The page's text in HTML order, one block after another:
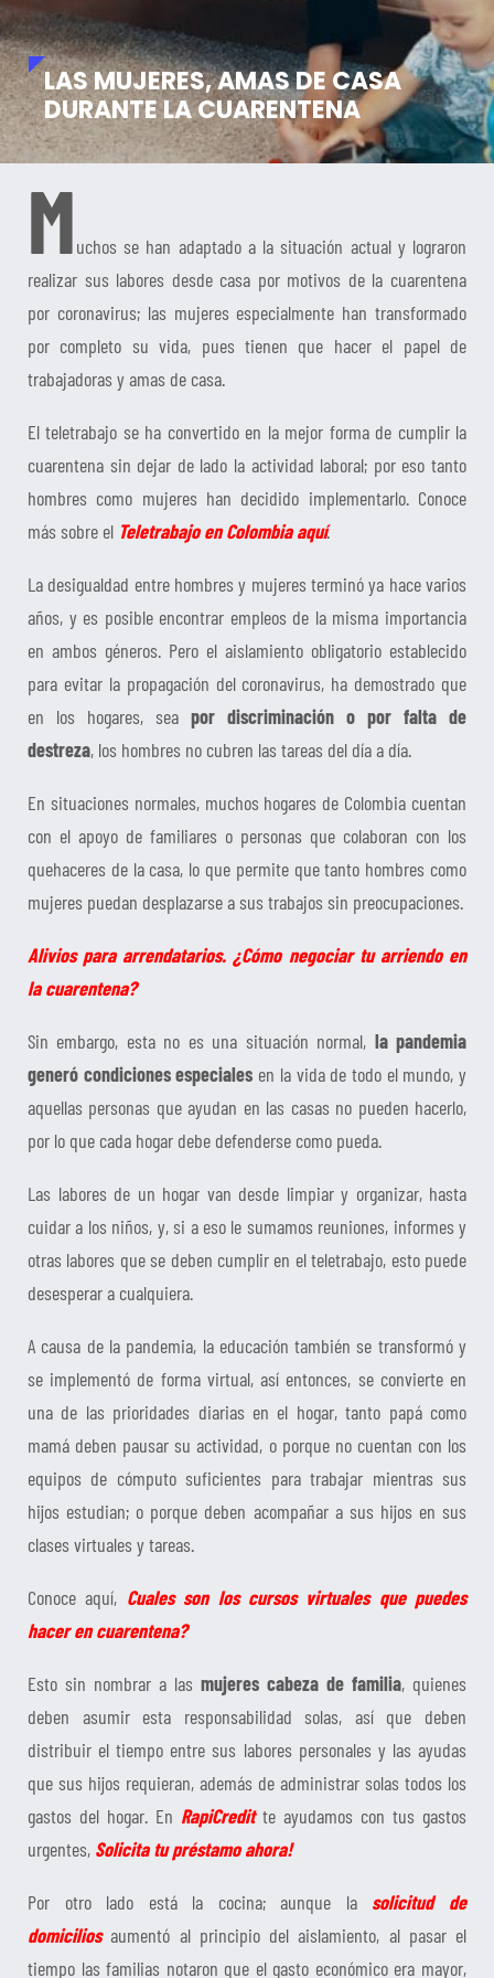
LAS MUJERES, AMAS DE CASA
DURANTE LA CUARENTENA
Muchos se han adaptado a la situación actual y lograron
realizar sus labores desde casa por motivos de la cuarentena
por coronavirus; las mujeres especialmente han transformado
por completo su vida, pues tienen que hacer el papel de
trabajadoras y amas de casa.
El teletrabajo se ha convertido en la mejor forma de cumplir la
cuarentena sin dejar de lado la actividad laboral; por eso tanto
hombres como mujeres han decidido implementarlo. Conoce
más sobre el Teletrabajo en Colombia aquí.
La desigualdad entre hombres y mujeres terminó ya hace varios
años, y es posible encontrar empleos de la misma importancia
en ambos géneros. Pero el aislamiento obligatorio establecido
para evitar la propagación del coronavirus, ha demostrado que
en los hogares, sea por discriminación o por falta de
destreza, los hombres no cubren las tareas del día a día.
En situaciones normales, muchos hogares de Colombia cuentan
con el apoyo de familiares o personas que colaboran con los
quehaceres de la casa, lo que permite que tanto hombres como
mujeres puedan desplazarse a sus trabajos sin preocupaciones.
Alivios para arrendatarios. ¿Cómo negociar tu arriendo en
la cuarentena?
Sin embargo, esta no es una situación normal, la pandemia
generó condiciones especiales en la vida de todo el mundo, y
aquellas personas que ayudan en las casas no pueden hacerlo,
por lo que cada hogar debe defenderse como pueda.
Las labores de un hogar van desde limpiar y organizar, hasta
cuidar a los niños, y, si a eso le sumamos reuniones, informes y
otras labores que se deben cumplir en el teletrabajo, esto puede
desesperar a cualquiera.
A causa de la pandemia, la educación también se transformó y
se implementó de forma virtual, así entonces, se convierte en
una de las prioridades diarias en el hogar, tanto papá como
mamá deben pausar su actividad, o porque no cuentan con los
equipos de cómputo suficientes para trabajar mientras sus
hijos estudian; o porque deben acompañar a sus hijos en sus
clases virtuales y tareas.
Conoce aquí, Cuales son los cursos virtuales que puedes
hacer en cuarentena?
Esto sin nombrar a las mujeres cabeza de familia, quienes
deben asumir esta responsabilidad solas, así que deben
distribuir el tiempo entre sus labores personales y las ayudas
que sus hijos requieran, además de administrar solas todos los
gastos del hogar. En RapiCredit te ayudamos con tus gastos
urgentes, Solicita tu préstamo ahora!
Por otro lado está la cocina; aunque la solicitud de
domiciliosaumentó al principio del aislamiento, al pasar el
tiempo las familias notaron que el gasto económico era mayor,